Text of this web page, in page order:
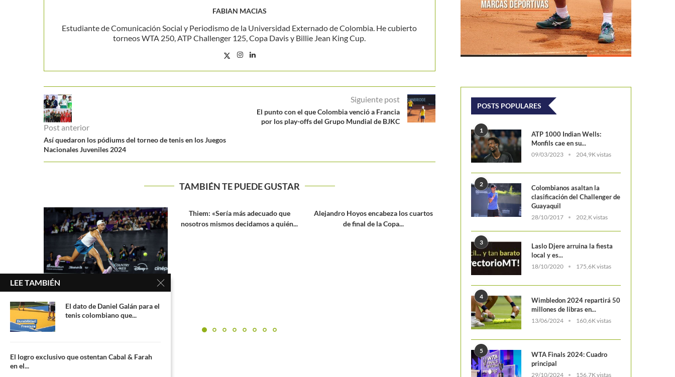
FABIAN MACIAS
Estudiante de Comunicación Social y Periodismo de la Universidad Externado de Colombia. He cubierto
torneos WTA 250, ATP Challenger 125, Copa Davis y Billie Jean King Cup.
Post anterior
Así quedaron los pódiums del torneo de tenis en los Juegos
Nacionales Juveniles 2024
Siguiente post
El punto con el que Colombia venció a Francia
por los play-offs del Grupo Mundial de BJKC
TAMBIÉN TE PUEDE GUSTAR
tenista
Thiem: «Sería más adecuado que
nosotros mismos decidamos a quién...
Alejandro Hoyos encabeza los cuartos
de final de la Copa...
Camila Osorio, la tenista colombiana
con más victorias sobre campeonas...
Camila Osorio y la fatídica
POSTS POPULARES
1
ATP 1000 Indian Wells:
Monfils cae en su...
09/03/2023 204,9K vistas
2
Colombianos asaltan la
clasificación del Challenger de
Guayaquil
28/10/2017 202,K vistas
3
Laslo Djere arruina la fiesta
local y es...
18/10/2020 175,6K vistas
4
Wimbledon 2024 repartirá 50
millones de libras en...
13/06/2024 160,6K vistas
5
WTA Finals 2024: Cuadro
principal
29/10/2024 156,7K vistas
LEE TAMBIÉN
El dato de Daniel Galán para el
tenis colombiano que...
El logro exclusivo que ostentan Cabal & Farah
en el...